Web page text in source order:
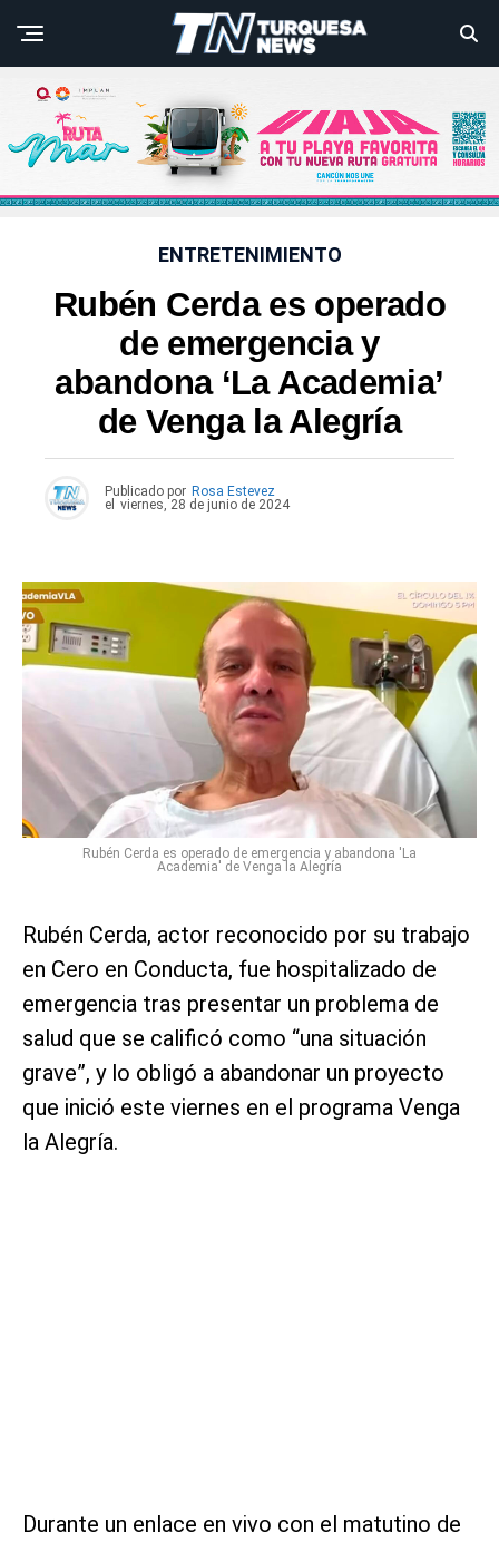
ENTRETENIMIENTO
Rubén Cerda es operado
de emergencia y
abandona ‘La Academia’
de Venga la Alegría
Publicado por Rosa Estevez
el viernes, 28 de junio de 2024
Rubén Cerda es operado de emergencia y abandona 'La
Academia' de Venga la Alegría
Rubén Cerda, actor reconocido por su trabajo
en Cero en Conducta, fue hospitalizado de
emergencia tras presentar un problema de
salud que se calificó como “una situación
grave”, y lo obligó a abandonar un proyecto
que inició este viernes en el programa Venga
la Alegría.
Durante un enlace en vivo con el matutino de